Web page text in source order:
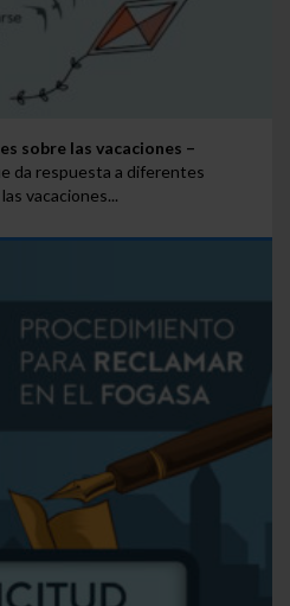
sobre las vacaciones –
da respuesta a diferentes
vacaciones...